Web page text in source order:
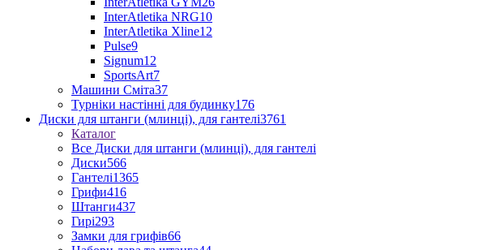
InterAtletika NRG10
InterAtletika Xline12
Pulse9
Signum12
SportsArt7
Машини Сміта37
Турніки настінні для будинку176
Диски для штанги (млинці), для гантелі3761
Каталог
Все Диски для штанги (млинці), для гантелі
Диски566
Гантелі1365
Грифи416
Штанги437
Гирі293
Замки для грифів66